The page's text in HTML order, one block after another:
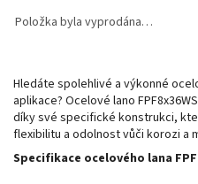
Položka byla vyprodána…
Hledáte spolehlivé a výkonné
aplikace? Ocelové lano
díky své specifické konstrukci,
flexibilitu a odolnost vůči korozi a
Specifikace ocelového lana